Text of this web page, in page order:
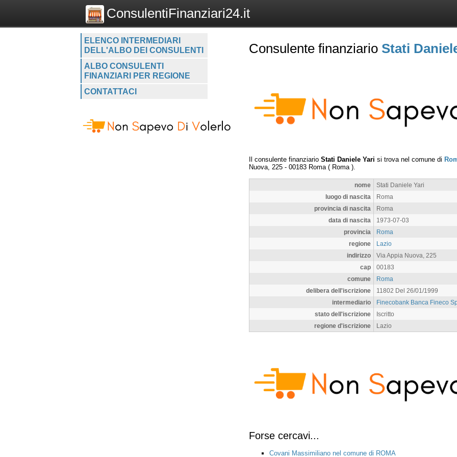
ConsulentiFinanziari24.it
ELENCO INTERMEDIARI
DELL'ALBO DEI CONSULENTI
ALBO CONSULENTI
FINANZIARI PER REGIONE
CONTATTACI
Consulente finanziario Stati
Il consulente finanziario Stati Daniele Yari si trova nel comune di
Nuova, 225 - 00183 Roma ( Roma ).
nome
Stati Daniele Yari
luogo di nascita
Roma
provincia di nascita
Roma
data di nascita
1973-07-03
provincia
Roma
regione
Lazio
indirizzo
Via Appia Nuova, 225
cap
00183
comune
Roma
delibera dell'iscrizione
11802 Del 26/01/1999
intermediario
Finecobank Banca Fineco
stato dell'iscrizione
Iscritto
regione d'iscrizione
Lazio
Forse cercavi...
Covani Massimiliano nel comune di ROMA